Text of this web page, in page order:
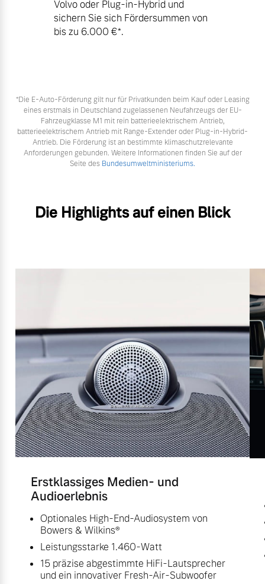
Volvo oder Plug-in-Hybrid und
sichern Sie sich Fördersummen von
bis zu 6.000 €⁠*.
*Die E‑Auto-Förderung gilt nur für Privatkunden beim Kauf oder Leasing
eines erstmals in Deutschland zugelassenen Neufahrzeugs der EU-
Fahrzeugklasse M1 mit rein batterieelektrischem Antrieb,
batterieelektrischem Antrieb mit Range-Extender oder Plug-in-Hybrid-
Antrieb. Die Förderung ist an bestimmte klimaschutzrelevante
Anforderungen gebunden. Weitere Informationen finden Sie auf der
Seite des Bundesumweltministeriums.
Die Highlights auf einen Blick
Erstklassiges Medien- und
Audioerlebnis
Optionales High-End-Audiosystem von
Bowers & Wilkins®
Leistungsstarke 1.460-Watt
15 präzise abgestimmte HiFi-Lautsprecher
und ein innovativer Fresh-Air-Subwoofer